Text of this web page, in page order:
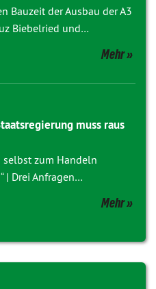
Bauzeit der Ausbau der A3
Biebelried und…
Mehr
muss raus
selbst zum Handeln
| Drei Anfragen…
Mehr